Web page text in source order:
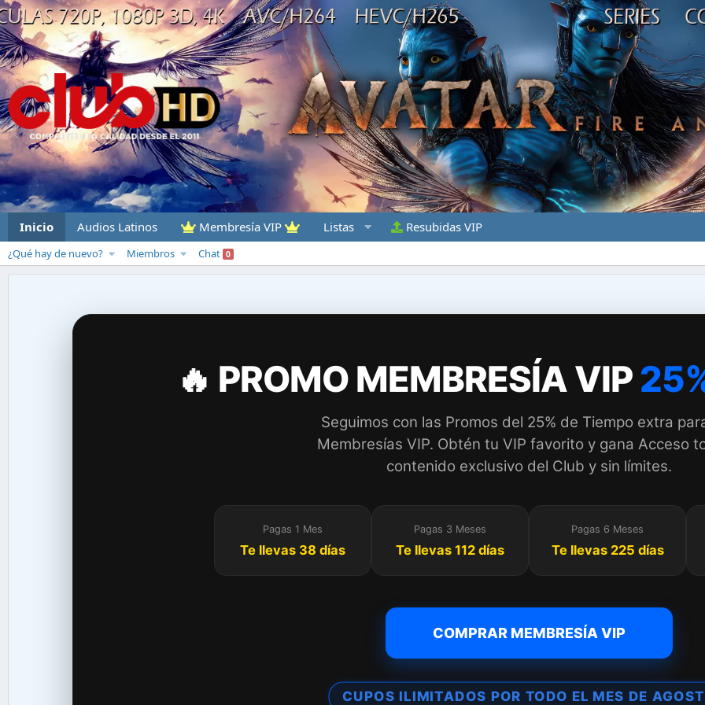
Inicio Audios Latinos Membresía VIP Listas Resubidas VIP
¿Qué hay de nuevo? Miembros Chat 0
🔥 PROMO MEMBRESÍA VIP
Seguimos con las Promos del 25% de Tiempo extra
Membresías VIP. Obtén tu VIP favorito y gana Acceso
contenido exclusivo del Club y sin límites.
Pagas 1 Mes
Te llevas 38 días
Pagas 3 Meses
Te llevas 112 días
Pagas 6 Meses
Te llevas 225 días
COMPRAR MEMBRESÍA VIP
CUPOS ILIMITADOS POR TODO EL MES DE